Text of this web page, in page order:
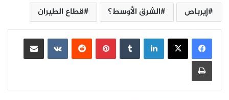
إيرباص الشرق الأوسط؟ قطاع الطيران
لينكدإن بينتيريست
مشاركة عبر البريد
طباعة